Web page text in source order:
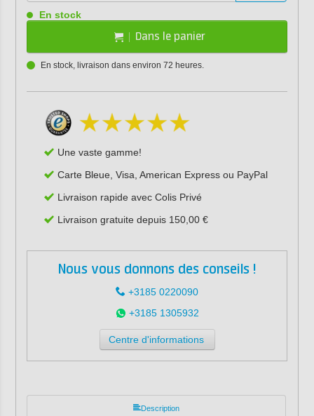
En stock
Dans le panier
En stock, livraison dans environ 72 heures.
Une vaste gamme!
Carte Bleue, Visa, American Express ou PayPal
Livraison rapide avec Colis Privé
Livraison gratuite depuis 150,00 €
Nous vous donnons des conseils !
+3185 0220090
+3185 1305932
Centre d'informations
Description